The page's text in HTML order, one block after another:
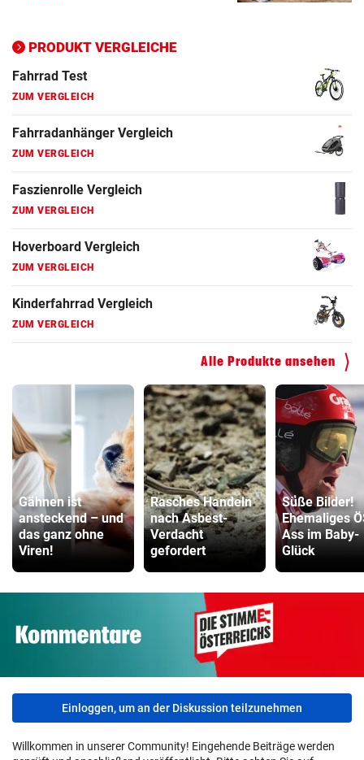
PRODUKT VERGLEICHE
ZUM VERGLEICH
Fahrrad Test
ZUM VERGLEICH
Fahrradanhänger Vergleich
ZUM VERGLEICH
Faszienrolle Vergleich
ZUM VERGLEICH
Hoverboard Vergleich
ZUM VERGLEICH
Kinderfahrrad Vergleich
ZUM VERGLEICH
Alle Produkte ansehen
Gähnen ist
ansteckend – und
das ganz ohne
Viren!
Rasches Handeln
nach Asbest-
Verdacht
gefordert
Süße Bilder!
Ehemaliges
Ass im Baby-
Glück
Einloggen, um an der Diskussion teilzunehmen
Willkommen in unserer Community! Eingehende Beiträge werden